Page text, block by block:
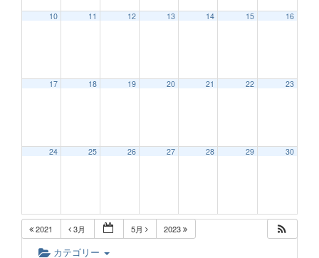
10 11 12 13 14 15 16
17 18 19 20 21 22 23
24 25 26 27 28 29 30
2021 3月 5月 2023
カテゴリー
2:00 AM
6:00 AM